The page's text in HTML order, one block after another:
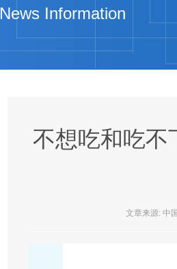
News Information
不想吃和吃不
文章来源: 中